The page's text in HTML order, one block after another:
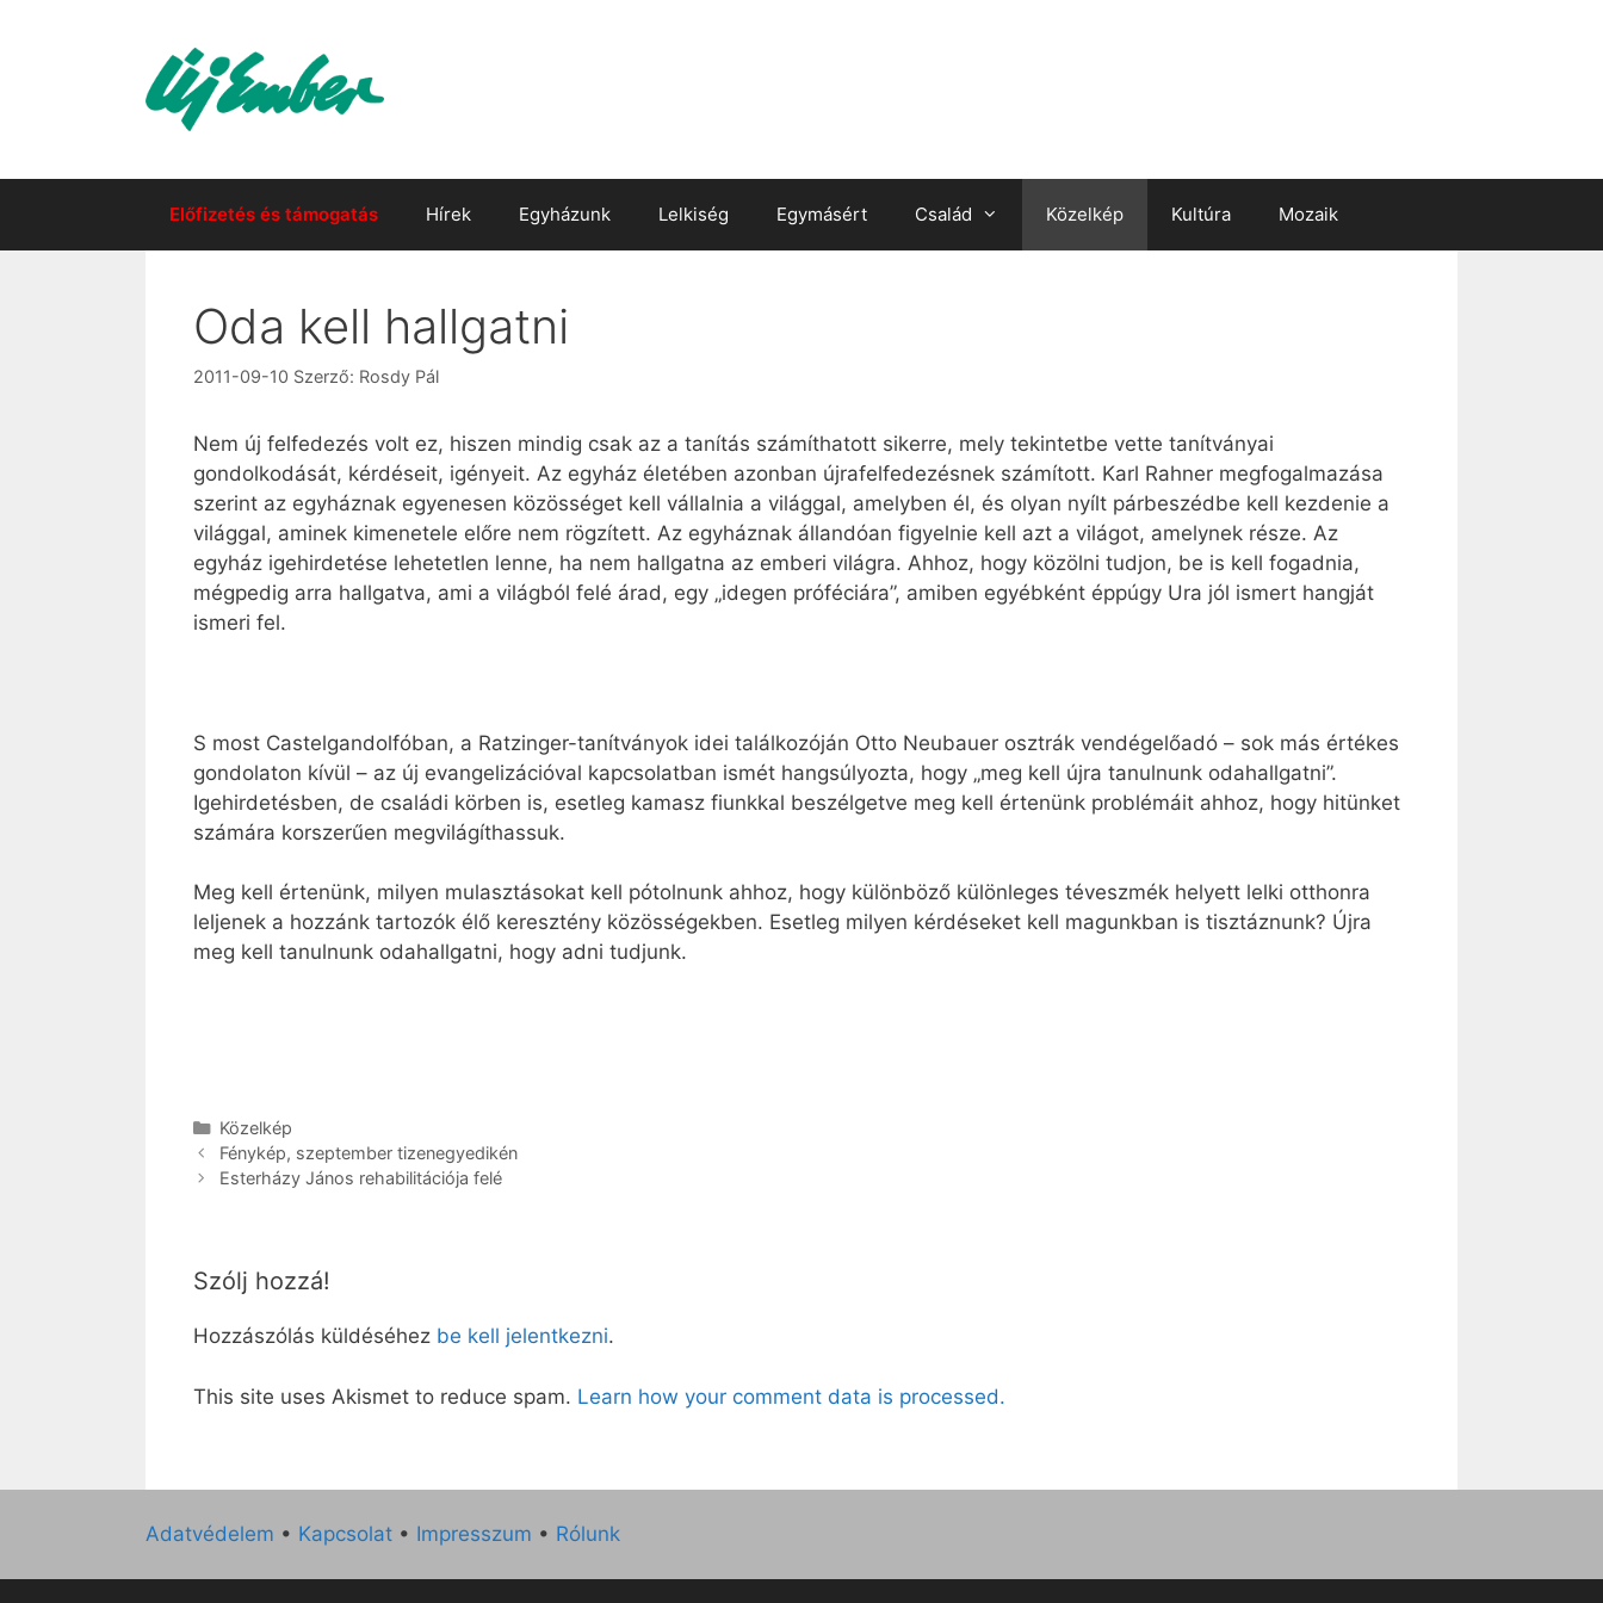
Előfizetés és támogatás Hírek Egyházunk Lelkiség Egymásért Család Közelkép Kultúra Mozaik
Oda kell hallgatni
2011-09-10 Szerző: Rosdy Pál
Nem új felfedezés volt ez, hiszen mindig csak az a tanítás számíthatott sikerre, mely tekintetbe vette tanítványai
gondolkodását, kérdéseit, igényeit. Az egyház életében azonban újrafelfedezésnek számított. Karl Rahner megfogalmazása
szerint az egyháznak egyenesen közösséget kell vállalnia a világgal, amelyben él, és olyan nyílt párbeszédbe kell kezdenie a
világgal, aminek kimenetele előre nem rögzített. Az egyháznak állandóan figyelnie kell azt a világot, amelynek része. Az
egyház igehirdetése lehetetlen lenne, ha nem hallgatna az emberi világra. Ahhoz, hogy közölni tudjon, be is kell fogadnia,
mégpedig arra hallgatva, ami a világból felé árad, egy „idegen próféciára”, amiben egyébként éppúgy Ura jól ismert hangját
ismeri fel.
S most Castelgandolfóban, a Ratzinger-tanítványok idei találkozóján Otto Neubauer osztrák vendégelőadó – sok más értékes
gondolaton kívül – az új evangelizációval kapcsolatban ismét hangsúlyozta, hogy „meg kell újra tanulnunk odahallgatni”.
Igehirdetésben, de családi körben is, esetleg kamasz fiunkkal beszélgetve meg kell értenünk problémáit ahhoz, hogy hitünket
számára korszerűen megvilágíthassuk.
Meg kell értenünk, milyen mulasztásokat kell pótolnunk ahhoz, hogy különböző különleges téveszmék helyett lelki otthonra
leljenek a hozzánk tartozók élő keresztény közösségekben. Esetleg milyen kérdéseket kell magunkban is tisztáznunk? Újra
meg kell tanulnunk odahallgatni, hogy adni tudjunk.
Kategória
Közelkép
Fénykép, szeptember tizenegyedikén
Esterházy János rehabilitációja felé
Szólj hozzá!
Hozzászólás küldéséhez be kell jelentkezni.
This site uses Akismet to reduce spam. Learn how your comment data is processed.
Adatvédelem • Kapcsolat • Impresszum • Rólunk